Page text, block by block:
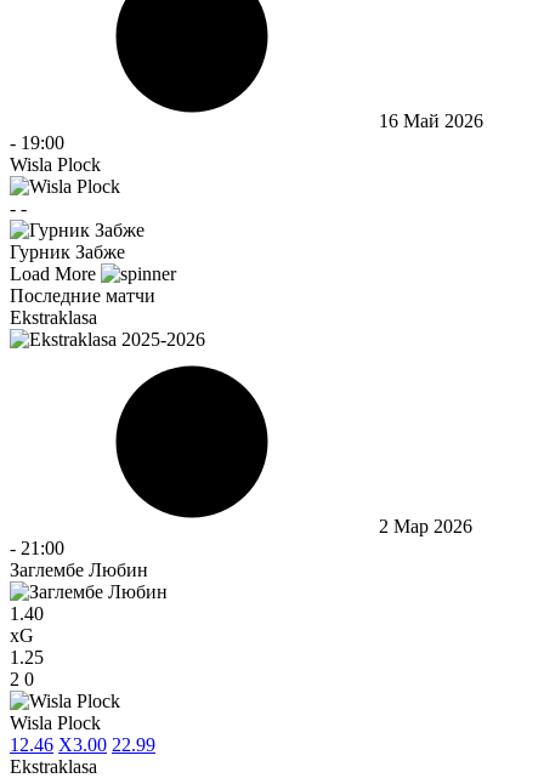
16 Май 2026
- 19:00
Wisla Plock
- -
Гурник Забже
Load More
Последние матчи
Ekstraklasa
2 Мар 2026
- 21:00
Заглембе Любин
1.40
xG
1.25
2 0
Wisla Plock
1 2.46 X3.00 22.99
Ekstraklasa